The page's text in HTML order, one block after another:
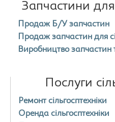
Запчастини для
Продаж Б/У запчастин
Продаж запчастин для
Виробництво запчастин
Послуги
Ремонт сільгосптехніки
Оренда сільгосптехніки